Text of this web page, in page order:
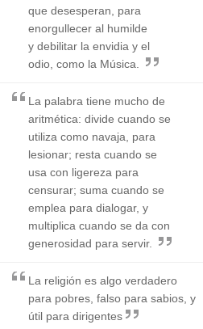
que desesperan, para
enorgullecer al humilde
y debilitar la envidia y el
odio, como la Música.
La palabra tiene mucho de
aritmética: divide cuando se
utiliza como navaja, para
lesionar; resta cuando se
usa con ligereza para
censurar; suma cuando se
emplea para dialogar, y
multiplica cuando se da con
generosidad para servir.
La religión es algo verdadero
para pobres, falso para sabios, y
útil para dirigentes